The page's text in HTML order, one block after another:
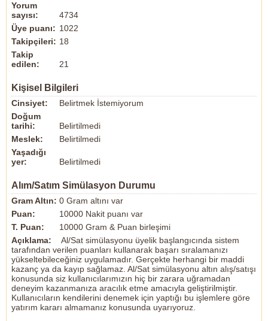
Yorum
sayısı:
4734
Üye puanı: 1022
Takipçileri: 18
Takip
edilen:
21
Kişisel Bilgileri
Cinsiyet:
Belirtmek İstemiyorum
Doğum
tarihi:
Belirtilmedi
Meslek:
Belirtilmedi
Yaşadığı
yer:
Belirtilmedi
Alım/Satım Simülasyon Durumu
Gram Altın: 0 Gram altını var
Puan:
10000 Nakit puanı var
T. Puan:
10000 Gram & Puan birleşimi
Açıklama:
Al/Sat simülasyonu üyelik başlangıcında sistem
tarafından verilen puanları kullanarak başarı sıralamanızı
yükseltebileceğiniz uygulamadır. Gerçekte herhangi bir maddi
kazanç ya da kayıp sağlamaz. Al/Sat simülasyonu altın alış/satışı
konusunda siz kullanıcılarımızın hiç bir zarara uğramadan
deneyim kazanmanıza aracılık etme amacıyla geliştirilmiştir.
Kullanıcıların kendilerini denemek için yaptığı bu işlemlere göre
yatırım kararı almamanız konusunda uyarıyoruz.